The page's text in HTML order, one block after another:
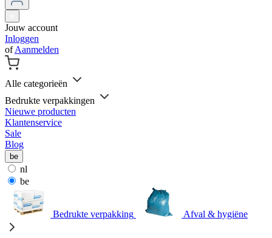
Jouw account
Inloggen
ofAanmelden
Alle categorieën
Bedrukte verpakkingen
Nieuwe producten
Klantenservice
Sale
Blog
be
nl
be
Bedrukte verpakking Afval & hygiëne